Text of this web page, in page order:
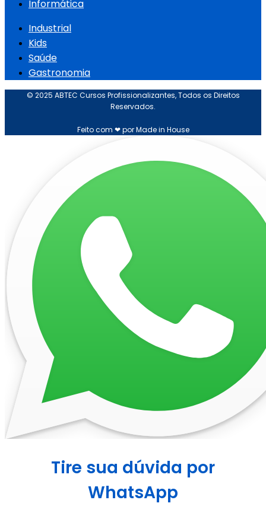
Informática
Industrial
Kids
Saúde
Gastronomia
© 2025 ABTEC Cursos Profissionalizantes, Todos os Direitos
Reservados.
Feito com ❤ por Made in House
Tire sua dúvida por
WhatsApp